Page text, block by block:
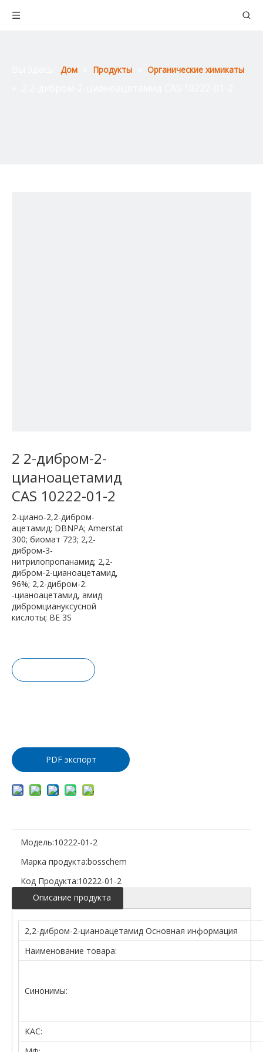
Дом Продукты Органические химикаты
2 2-дибром-2-
цианоацетамид
CAS 10222-01-2
2-циано-2,2-дибром-
ацетамид; DBNPA; Amerstat
300; биомат 723; 2,2-
дибром-3-
нитрилопропанамид; 2,2-
дибром-2-цианоацетамид,
96%; 2,2-дибром-2.
-цианоацетамид, амид
дибромциануксусной
кислоты; BE 3S
PDF экспорт
Модель:10222-01-2
Марка продукта:bosschem
Код Продукта:10222-01-2
Описание продукта
2,2-дибром-2-цианоацетамид Основная информация
Наименование товара:
Синонимы:
КАС: